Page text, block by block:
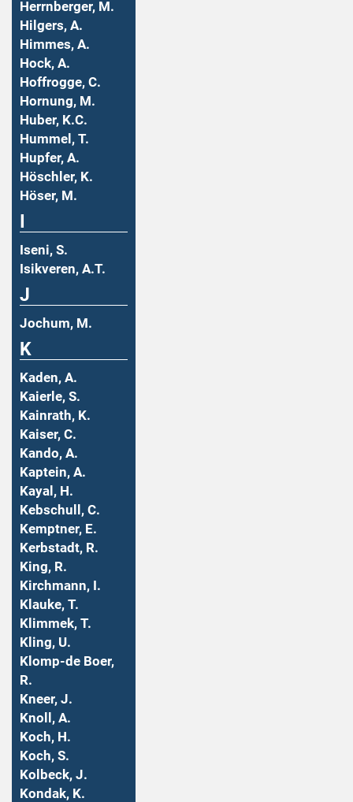
Herrnberger, M.
Hilgers, A.
Himmes, A.
Hock, A.
Hoffrogge, C.
Hornung, M.
Huber, K.C.
Hummel, T.
Hupfer, A.
Höschler, K.
Höser, M.
Iseni, S.
Isikveren, A.T.
J
Jochum, M.
K
Kaden, A.
Kaierle, S.
Kainrath, K.
Kaiser, C.
Kando, A.
Kaptein, A.
Kayal, H.
Kebschull, C.
Kemptner, E.
Kerbstadt, R.
King, R.
Kirchmann, I.
Klauke, T.
Klimmek, T.
Kling, U.
Klomp-de Boer,
R.
Kneer, J.
Knoll, A.
Koch, H.
Koch, S.
Kolbeck, J.
Kondak, K.